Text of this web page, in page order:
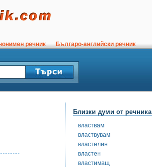
речник Българо-английски речник
Близки думи от речника
властвам
властвувам
властелин
властен
властимащ